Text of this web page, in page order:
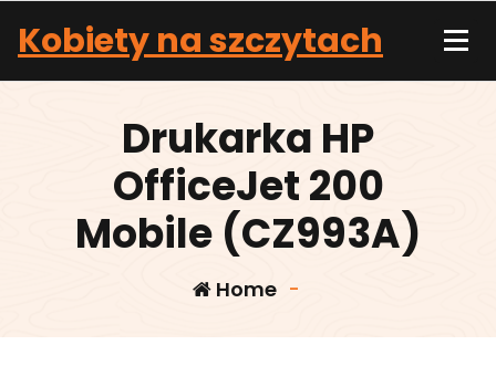
content
Kobiety na szczytach
Drukarka HP
OfficeJet 200
Mobile (CZ993A)
Home -